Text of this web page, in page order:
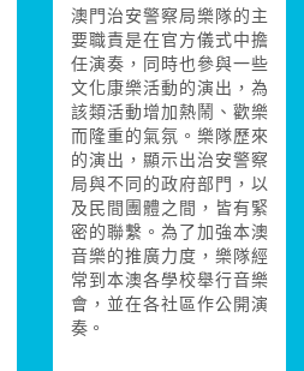
澳門治安警察局樂隊的主
要職責是在官方儀式中擔
任演奏，同時也參與一些
文化康樂活動的演出，為
該類活動增加熱鬧、歡樂
而隆重的氣氛。樂隊歷來
的演出，顯示出治安警察
局與不同的政府部門，以
及民間團體之間，皆有緊
密的聯繫。為了加強本澳
音樂的推廣力度，樂隊經
常到本澳各學校舉行音樂
會，並在各社區作公開演
奏。